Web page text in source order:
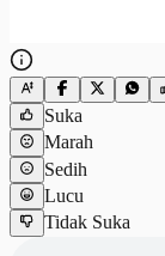
Suka
Marah
Sedih
Lucu
Tidak Suka